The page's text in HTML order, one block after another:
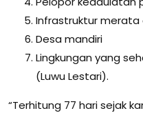
Infrastruktur merata
Desa mandiri
Lingkungan yang
(Luwu Lestari).
“Terhitung 77 hari sejak